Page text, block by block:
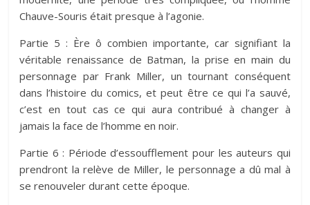
Chauve-Souris était presque à l’agonie.
Partie 5 : Ère ô combien importante, car signifiant la
véritable renaissance de Batman, la prise en main du
personnage par Frank Miller, un tournant conséquent
dans l’histoire du comics, et peut être ce qui l’a sauvé,
c’est en tout cas ce qui aura contribué à changer à
jamais la face de l’homme en noir.
Partie 6 : Période d’essoufflement pour les auteurs qui
prendront la relève de Miller, le personnage a dû mal à
se renouveler durant cette époque.